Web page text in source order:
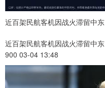
近百架民航客机因战火滞留中东
近百架民航客机因战火滞留中东
900 03-04 13:48